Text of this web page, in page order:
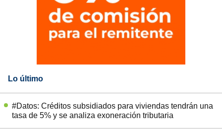
Lo último
#Datos: Créditos subsidiados para viviendas tendrán una
tasa de 5% y se analiza exoneración tributaria